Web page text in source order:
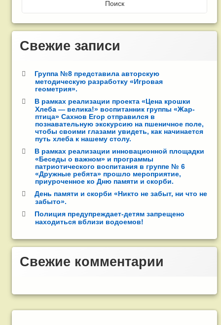
Свежие записи
Группа №8 представила авторскую
методическую разработку «Игровая
геометрия».
В рамках реализации проекта «Цена крошки
Хлеба — велика!» воспитанник группы «Жар-
птица» Сахнов Егор отправился в
познавательную экскурсию на пшеничное поле,
чтобы своими глазами увидеть, как начинается
путь хлеба к нашему столу.
В рамках реализации инновационной площадки
«Беседы о важном» и программы
патриотического воспитания в группе № 6
«Дружные ребята» прошло мероприятие,
приуроченное ко Дню памяти и скорби.
День памяти и скорби «Никто не забыт, ни что не
забыто».
Полиция предупреждает-детям запрещено
находиться вблизи водоемов!
Свежие комментарии